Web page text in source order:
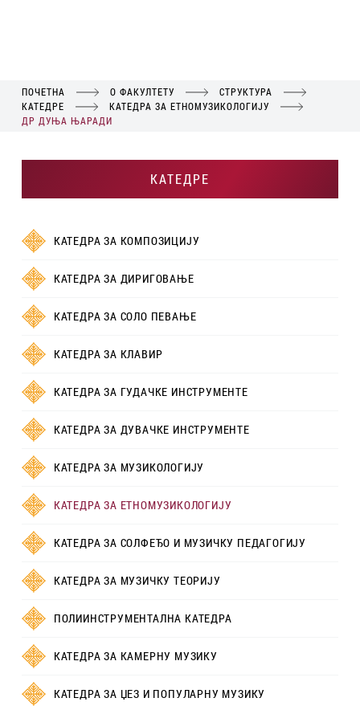
ПОЧЕТНА О ФАКУЛТЕТУ
СТРУКТУРА
КАТЕДРЕ
КАТЕДРА ЗА ЕТНОМУЗИКОЛОГИЈУ
ДР ДУЊА ЊАРАДИ
КАТЕДРЕ
КАТЕДРА ЗА КОМПОЗИЦИЈУ
КАТЕДРА ЗА ДИРИГОВАЊЕ
КАТЕДРА ЗА СОЛО ПЕВАЊЕ
КАТЕДРА ЗА КЛАВИР
КАТЕДРА ЗА ГУДАЧКЕ ИНСТРУМЕНТЕ
КАТЕДРА ЗА ДУВАЧКЕ ИНСТРУМЕНТЕ
КАТЕДРА ЗА МУЗИКОЛОГИЈУ
КАТЕДРА ЗА ЕТНОМУЗИКОЛОГИЈУ
КАТЕДРА ЗА СОЛФЕЂО И МУЗИЧКУ ПЕДАГОГИЈУ
КАТЕДРА ЗА МУЗИЧКУ ТЕОРИЈУ
ПОЛИИНСТРУМЕНТАЛНА КАТЕДРА
КАТЕДРА ЗА КАМЕРНУ МУЗИКУ
КАТЕДРА ЗА ЏЕЗ И ПОПУЛАРНУ МУЗИКУ